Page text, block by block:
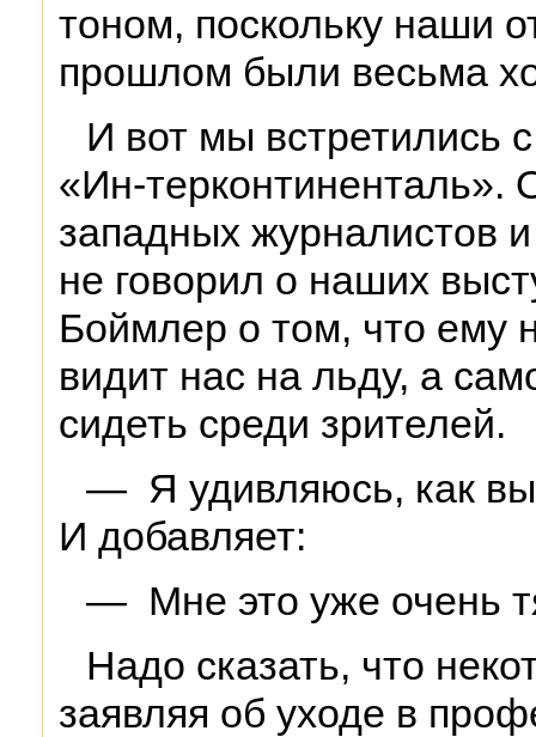
тоном, поскольку наши
прошлом были весьма
И вот мы встретились
«Ин-терконтиненталь».
западных журналистов
не говорил о наших
Боймлер о том, что ему
видит нас на льду, а
сидеть среди зрителей.
— Я удивляюсь, как
И добавляет:
— Мне это уже очень
Надо сказать, что
заявляя об уходе в